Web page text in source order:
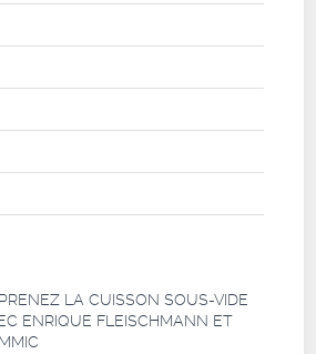
LA CUISSON SOUS-VIDE
ENRIQUE FLEISCHMANN ET